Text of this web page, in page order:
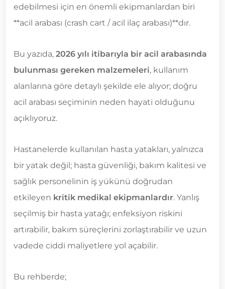
edebilmesi için en önemli ekipmanlardan biri
**acil arabası (crash cart / acil ilaç arabası)**dır.
Bu yazıda, 2026 yılı itibarıyla bir acil arabasında
bulunması gereken malzemeleri, kullanım
alanlarına göre detaylı şekilde ele alıyor; doğru
acil arabası seçiminin neden hayati olduğunu
açıklıyoruz.
Hastanelerde kullanılan hasta yatakları, yalnızca
bir yatak değil; hasta güvenliği, bakım kalitesi ve
sağlık personelinin iş yükünü doğrudan
etkileyen kritik medikal ekipmanlardır. Yanlış
seçilmiş bir hasta yatağı; enfeksiyon riskini
artırabilir, bakım süreçlerini zorlaştırabilir ve uzun
vadede ciddi maliyetlere yol açabilir.
Bu rehberde;